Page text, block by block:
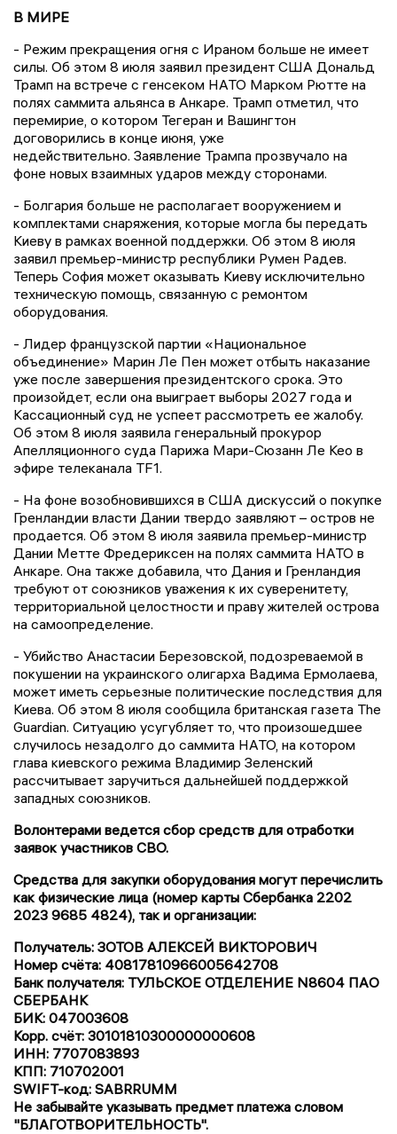
В МИРЕ
- Режим прекращения огня с Ираном больше не имеет
силы. Об этом 8 июля заявил президент США Дональд
Трамп на встрече с генсеком НАТО Марком Рютте на
полях саммита альянса в Анкаре. Трамп отметил, что
перемирие, о котором Тегеран и Вашингтон
договорились в конце июня, уже
недействительно. Заявление Трампа прозвучало на
фоне новых взаимных ударов между сторонами.
- Болгария больше не располагает вооружением и
комплектами снаряжения, которые могла бы передать
Киеву в рамках военной поддержки. Об этом 8 июля
заявил премьер-министр республики Румен Радев.
Теперь София может оказывать Киеву исключительно
техническую помощь, связанную с ремонтом
оборудования.
- Лидер французской партии «Национальное
объединение» Марин Ле Пен может отбыть наказание
уже после завершения президентского срока. Это
произойдет, если она выиграет выборы 2027 года и
Кассационный суд не успеет рассмотреть ее жалобу.
Об этом 8 июля заявила генеральный прокурор
Апелляционного суда Парижа Мари-Сюзанн Ле Кео в
эфире телеканала TF1.
- На фоне возобновившихся в США дискуссий о покупке
Гренландии власти Дании твердо заявляют – остров не
продается. Об этом 8 июля заявила премьер-министр
Дании Метте Фредериксен на полях саммита НАТО в
Анкаре. Она также добавила, что Дания и Гренландия
требуют от союзников уважения к их суверенитету,
территориальной целостности и праву жителей острова
на самоопределение.
- Убийство Анастасии Березовской, подозреваемой в
покушении на украинского олигарха Вадима Ермолаева,
может иметь серьезные политические последствия для
Киева. Об этом 8 июля сообщила британская газета The
Guardian. Ситуацию усугубляет то, что произошедшее
случилось незадолго до саммита НАТО, на котором
глава киевского режима Владимир Зеленский
рассчитывает заручиться дальнейшей поддержкой
западных союзников.
Волонтерами ведется сбор средств для отработки
заявок участников СВО.
Средства для закупки оборудования могут перечислить
как физические лица (номер карты Сбербанка 2202
2023 9685 4824), так и организации:
Получатель: ЗОТОВ АЛЕКСЕЙ ВИКТОРОВИЧ
Номер счёта: 40817810966005642708
Банк получателя: ТУЛЬСКОЕ ОТДЕЛЕНИЕ N8604 ПАО
СБЕРБАНК
БИК: 047003608
Корр. счёт: 30101810300000000608
ИНН: 7707083893
КПП: 710702001
SWIFT-код: SABRRUMM
Не забывайте указывать предмет платежа словом
"БЛАГОТВОРИТЕЛЬНОСТЬ".